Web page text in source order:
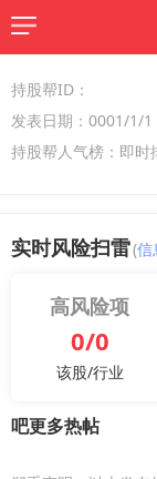
持股帮ID：
发表日期：0001/1/
持股帮人气榜：即时
实时风险扫雷(信
高风险项
0/0
该股/行业
吧更多热帖